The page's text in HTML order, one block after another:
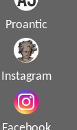
Proantic
Instagram